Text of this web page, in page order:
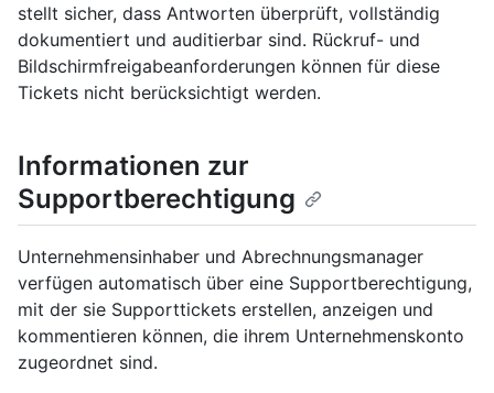
stellt sicher, dass Antworten überprüft, vollständig
dokumentiert und auditierbar sind. Rückruf- und
Bildschirmfreigabeanforderungen können für diese
Tickets nicht berücksichtigt werden.
Informationen zur
Supportberechtigung
Unternehmensinhaber und Abrechnungsmanager
verfügen automatisch über eine Supportberechtigung,
mit der sie Supporttickets erstellen, anzeigen und
kommentieren können, die ihrem Unternehmenskonto
zugeordnet sind.